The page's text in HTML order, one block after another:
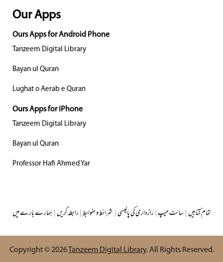
Our Apps
Ours Apps for Android Phone
Tanzeem Digital Library
Bayan ul Quran
Lughat o Aerab e Quran
Ours Apps for iPhone
Tanzeem Digital Library
Bayan ul Quran
Professor Hafi Ahmed Yar
ہمارے بارے میں|رابطہ کریں|شرائط و ضوابط|رازداری کی پالیسی|سائٹ میپ|تمام کتابیں
Copyright © 2026Tanzeem Digital Library. All Rights Reserved.